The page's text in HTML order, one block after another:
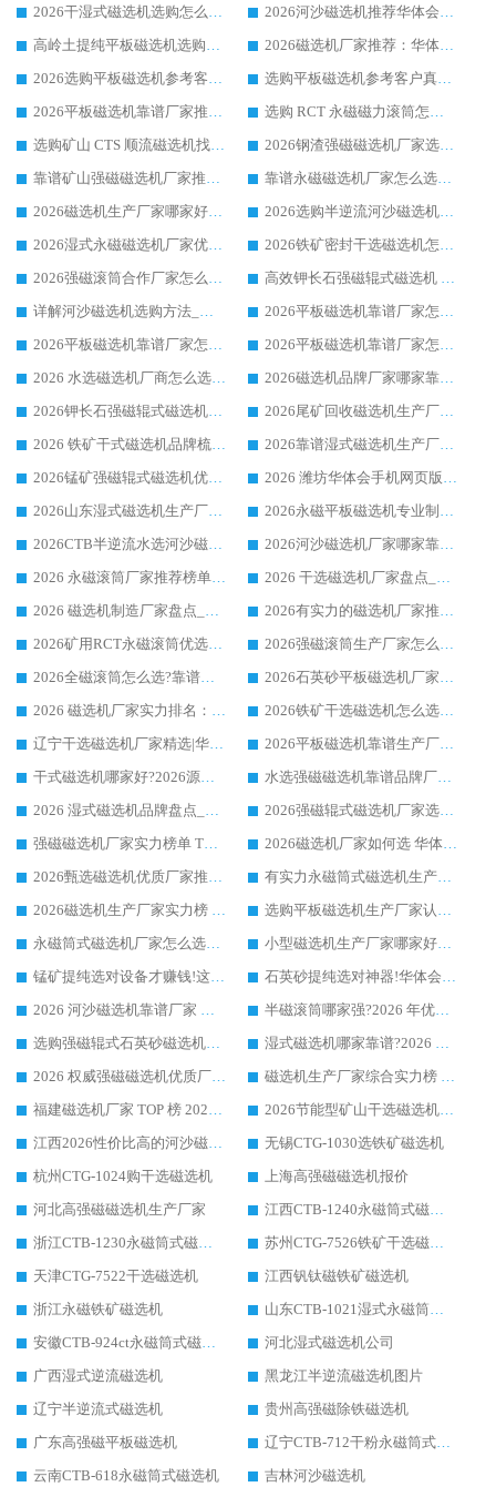
2026干湿式磁选机选购怎么选?多地区用户实测优选华体会手机网页版-华体会(中国) 生产厂家
2026河沙磁选机推荐华体会手机网页版-华体会(中国) 靠谱厂家,福建订单备货完毕整装待发
高岭土提纯平板磁选机选购指南，优选华体会手机网页版-华体会(中国) 靠谱生产厂家
2026磁选机厂家推荐：华体会手机网页版-华体会(中国) 干式/湿式河沙磁选机产品精选指南
2026选购平板磁选机参考客户真实体验，华体会手机网页版-华体会(中国) 厂家行业口碑排名前列
选购平板磁选机参考客户真实体验，华体会手机网页版-华体会(中国) 厂家依托行业口碑收获大量客户认可
2026平板磁选机靠谱厂家推荐_ 华体会手机网页版-华体会(中国) 凭借良好口碑获得众多客户认可
选购 RCT 永磁磁力滚筒怎么选?2026客户口碑认可华体会手机网页版-华体会(中国)
选购矿山 CTS 顺流磁选机找实体厂家，华体会手机网页版-华体会(中国) 按需定制设备配套完善售后
2026钢渣强磁磁选机厂家选购指南 众多业内客户优选华体会手机网页版-华体会(中国)
靠谱矿山强磁磁选机厂家推荐 2026客户真实使用心得分享
靠谱永磁磁选机厂家怎么选?福建客户真实体验分享华体会手机网页版-华体会(中国) 品牌
2026磁选机生产厂家哪家好?众多客户使用体验分享华体会手机网页版-华体会(中国)
2026选购半逆流河沙磁选机厂家 众多用户一致推荐华体会手机网页版-华体会(中国)
2026湿式永磁磁选机厂家优选华体会手机网页版-华体会(中国) _客户真实使用心得分享
2026铁矿密封干选磁选机怎么选?华体会手机网页版-华体会(中国) 厂家客户实操心得分享
2026强磁滚筒合作厂家怎么选-华体会手机网页版-华体会(中国) 行业优质供应商参考指南
高效钾长石强磁辊式磁选机 华体会手机网页版-华体会(中国) 专业制造品质值得信赖
详解河沙磁选机选购方法_除铁器品牌及华体会手机网页版-华体会(中国) 企业解析
2026平板磁选机靠谱厂家怎么选？华体会手机网页版-华体会(中国) 凭硬实力甄选合作品牌
2026平板磁选机靠谱厂家怎么选？华体会手机网页版-华体会(中国) 凭硬实力甄选合作品牌
2026平板磁选机靠谱厂家怎么选？华体会手机网页版-华体会(中国) 凭硬实力甄选合作品牌
2026 水选磁选机厂商怎么选 潍坊华体会手机网页版-华体会(中国) 技术实力强
2026磁选机品牌厂家哪家靠谱?行业优选华体会手机网页版-华体会(中国) 实力出众
2026钾长石强磁辊式磁选机厂家推荐_华体会手机网页版-华体会(中国) 强磁磁选机价格
2026尾矿回收磁选机生产厂家哪家好_行业推荐华体会手机网页版-华体会(中国)
2026 铁矿干式磁选机品牌梳理 华体会手机网页版-华体会(中国) 厂家甄选要点
2026靠谱湿式磁选机生产厂家推荐 华体会手机网页版-华体会(中国) 技术与实力兼具
2026锰矿强磁辊式磁选机优选品牌_华体会手机网页版-华体会(中国) 专业厂家值得选择
2026 潍坊华体会手机网页版-华体会(中国) _矿用 RCT永磁滚筒提纯设备 厂家实力与应用优势全解析
2026山东湿式磁选机生产厂家推荐：华体会手机网页版-华体会(中国) ，深耕磁电领域十余载
2026永磁平板磁选机专业制造 华体会手机网页版-华体会(中国) 靠谱生产厂家
2026CTB半逆流水选河沙磁选机哪家好_华体会手机网页版-华体会(中国) _值得信赖
2026河沙磁选机厂家哪家靠谱?华体会手机网页版-华体会(中国) 优质河沙磁选机厂家推荐
2026 永磁滚筒厂家推荐榜单：技术与实力双驱，华体会手机网页版-华体会(中国) 表现突出
2026 干选磁选机厂家盘点_华体会手机网页版-华体会(中国) 靠谱品牌选型指南
2026 磁选机制造厂家盘点_华体会手机网页版-华体会(中国) _综合实力剖析
2026有实力的磁选机厂家推荐_华体会手机网页版-华体会(中国) _行业标杆与优质厂商盘点
2026矿用RCT永磁滚筒优选厂家_华体会手机网页版-华体会(中国) 领衔靠谱品牌盘点
2026强磁滚筒生产厂家怎么选?行业口碑推荐华体会手机网页版-华体会(中国)
2026全磁滚筒怎么选?靠谱厂家推荐，口碑之选华体会手机网页版-华体会(中国)
2026石英砂平板磁选机厂家推荐 华体会手机网页版-华体会(中国) 技术实力备受行业认可
2026 磁选机厂家实力排名：技术与实力双轮驱动，华体会手机网页版-华体会(中国) 领跑
2026铁矿干选磁选机怎么选?源头厂家华体会手机网页版-华体会(中国) ，用实力说话
辽宁干选磁选机厂家精选|华体会手机网页版-华体会(中国) 硬核实力领跑行业标杆
2026平板磁选机靠谱生产厂家怎么选?行业标杆华体会手机网页版-华体会(中国) ，凭硬实力脱颖而出
干式磁选机哪家好?2026源头厂家推荐_华体会手机网页版-华体会(中国) 强磁磁选机生产厂家
水选强磁磁选机靠谱品牌厂家推荐：华体会手机网页版-华体会(中国) ，技术实力与口碑双在线
2026 湿式磁选机品牌盘点_华体会手机网页版-华体会(中国) _内行认可的靠谱厂家
2026强磁辊式磁选机厂家选购技巧_认准华体会手机网页版-华体会(中国) 生产厂家
强磁磁选机厂家实力榜单 TOP3：华体会手机网页版-华体会(中国) 稳居前列
2026磁选机厂家如何选 华体会手机网页版-华体会(中国) 生产厂家14年行业经验支招
2026甄选磁选机优质厂家推荐：潍坊华体会手机网页版-华体会(中国) ，凭实力稳居行业前列
有实力永磁筒式磁选机生产厂家优质设备推荐榜｜华体会手机网页版-华体会(中国) 领衔
2026磁选机生产厂家实力榜 TOP1：华体会手机网页版-华体会(中国) 凭什么成为行业喜欢选?
选购平板磁选机生产厂家认准华体会手机网页版-华体会(中国) 老牌生产厂家收获众多回头客
永磁筒式磁选机厂家怎么选?14 年老厂华体会手机网页版-华体会(中国) 凭实力出圈，这 5 大优势太圈粉
小型磁选机生产厂家哪家好?2026 年实测推荐，华体会手机网页版-华体会(中国) 十年口碑厂值得闭眼入
锰矿提纯选对设备才赚钱!这家临朐厂家的强磁辊磁选机凭啥成行业标杆?
石英砂提纯选对神器!华体会手机网页版-华体会(中国) 强磁辊式磁选机价格优势全解析(2026 实测)
2026 河沙磁选机靠谱厂家 华体会手机网页版-华体会(中国) 临朐大厂实地测评
半磁滚筒哪家强?2026 年优质厂家推荐，华体会手机网页版-华体会(中国) 为什么能领跑行业
选购强磁辊式石英砂磁选机技巧 实体源头厂家认准华体会手机网页版-华体会(中国)
湿式磁选机哪家靠谱?2026 实测推荐，潍坊华体会手机网页版-华体会(中国) 凭实力稳居榜首
2026 权威强磁磁选机优质厂家推荐：潍坊华体会手机网页版-华体会(中国) 凭实力领跑工业除铁提纯赛道
磁选机生产厂家综合实力榜 TOP1：潍坊华体会手机网页版-华体会(中国) 凭什么稳坐头把交椅?
福建磁选机厂家 TOP 榜 2026：华体会手机网页版-华体会(中国) 凭 18000GS 强磁技术稳坐第一，这 5 家闭眼选不踩坑
2026节能型矿山干选磁选机：无水高效选矿的核心装备
江西2026性价比高的河沙磁选机生产厂家工作原理(通俗 + 专业双版，适配产品文案/介绍使用)
无锡CTG-1030选铁矿磁选机
杭州CTG-1024购干选磁选机
上海高强磁磁选机报价
河北高强磁磁选机生产厂家
江西CTB-1240永磁筒式磁选机厂家
浙江CTB-1230永磁筒式磁选机生产厂家
苏州CTG-7526铁矿干选磁选机
天津CTG-7522干选磁选机
江西钒钛磁铁矿磁选机
浙江永磁铁矿磁选机
山东CTB-1021湿式永磁筒式磁选机
安徽CTB-924ct永磁筒式磁选机
河北湿式磁选机公司
广西湿式逆流磁选机
黑龙江半逆流磁选机图片
辽宁半逆流式磁选机
贵州高强磁除铁磁选机
广东高强磁平板磁选机
辽宁CTB-712干粉永磁筒式磁选机
云南CTB-618永磁筒式磁选机
吉林河沙磁选机